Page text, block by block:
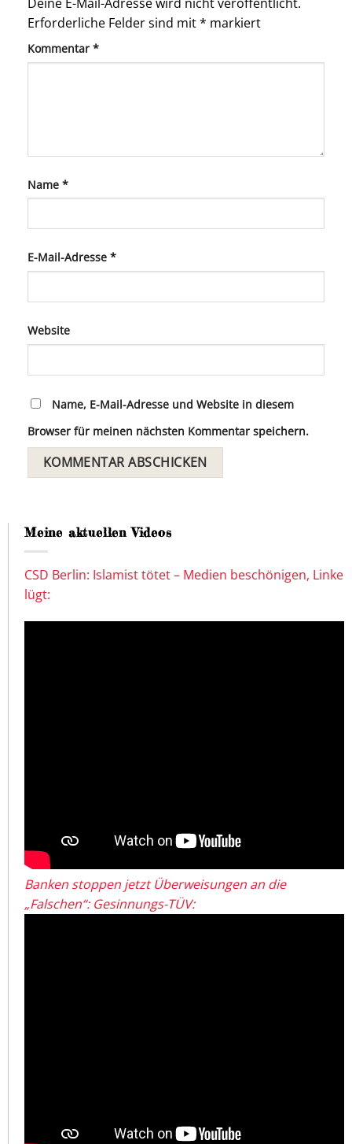
Erforderliche Felder sind mit* markiert
Kommentar *
Name *
E-Mail-Adresse *
Website
Name, E-Mail-Adresse und Website in diesem
Browser für meinen nächsten Kommentar speichern.
Meine aktuellen Videos
CSD Berlin: Islamist tötet – Medien beschönigen, Linke
lügt:
Banken stoppen jetzt Überweisungen an die
„Falschen“: Gesinnungs-TÜV: